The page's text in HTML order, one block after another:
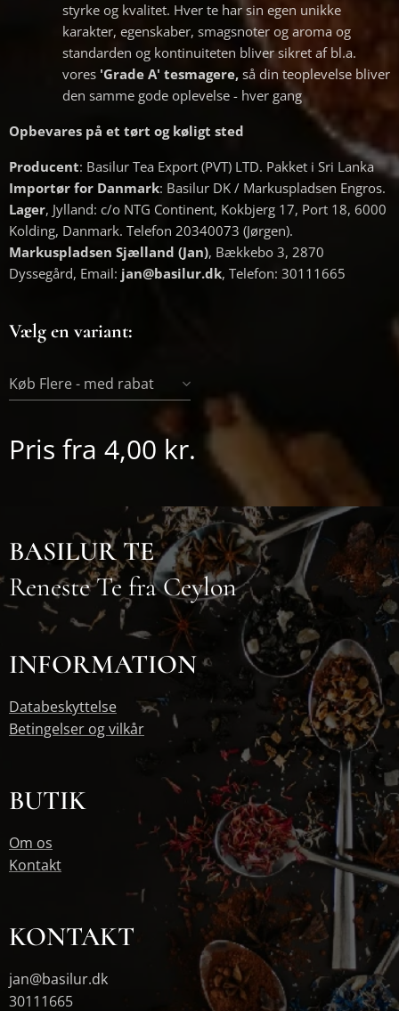
styrke og kvalitet. Hver te har sin egen unikke
karakter, egenskaber, smagsnoter og aroma og
standarden og kontinuiteten bliver sikret af bl.a.
vores 'Grade A' tesmagere, så din teoplevelse bliver
den samme gode oplevelse - hver gang
Opbevares på et tørt og køligt sted
Producent: Basilur Tea Export (PVT) LTD. Pakket i Sri Lanka
Importør for Danmark: Basilur DK / Markuspladsen Engros.
Lager, Jylland: c/o NTG Continent, Kokbjerg 17, Port 18, 6000
Kolding, Danmark. Telefon 20340073 (Jørgen).
Markuspladsen Sjælland (Jan), Bækkebo 3, 2870
Dyssegård, Email: jan@basilur.dk, Telefon: 30111665
Vælg en variant:
Køb Flere - med rabat
Pris fra 4,00 kr.
BASILUR TE
Reneste Te fra Ceylon
INFORMATION
Databeskyttelse
Betingelser og vilkår
BUTIK
Om os
Kontakt
KONTAKT
jan@basilur.dk
30111665